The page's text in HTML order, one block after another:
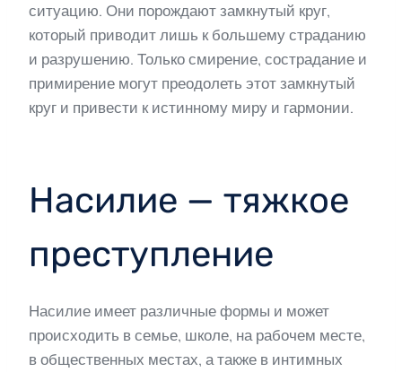
ситуацию. Они порождают замкнутый круг,
который приводит лишь к большему страданию
и разрушению. Только смирение, сострадание и
примирение могут преодолеть этот замкнутый
круг и привести к истинному миру и гармонии.
Насилие — тяжкое
преступление
Насилие имеет различные формы и может
происходить в семье, школе, на рабочем месте,
в общественных местах, а также в интимных